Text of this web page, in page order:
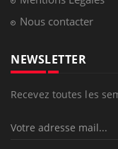
Nous contacter
NEWSLETTER
Recevez toutes les